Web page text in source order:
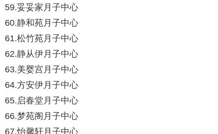
59.妥妥家月子中心
60.静和苑月子中心
61.松竹苑月子中心
62.静从伊月子中心
63.美婴宫月子中心
64.方安伊月子中心
65.启春堂月子中心
66.梦苑阁月子中心
67.怡馨轩月子中心